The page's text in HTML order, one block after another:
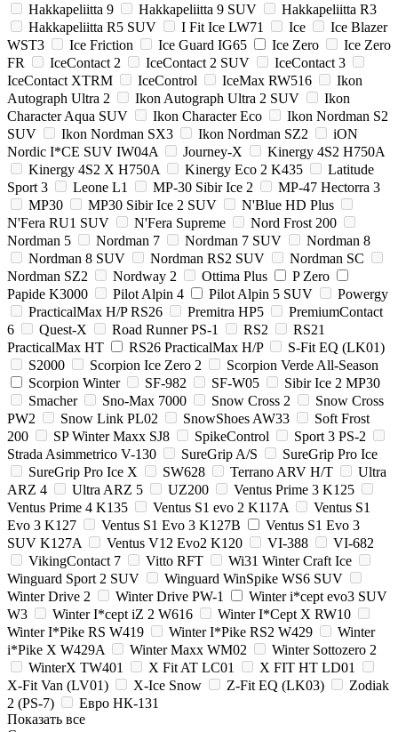
Hakkapeliitta 9
Hakkapeliitta 9 SUV
Hakkapeliitta R3
Hakkapeliitta R5 SUV
I Fit Ice LW71 Ice
Ice Blazer
WST3
Ice Friction Ice Guard IG65 Ice Zero
Ice Zero
FR
IceContact 2 IceContact 2 SUV
IceContact 3
IceContact XTRM
IceControl IceMax RW516
Ikon
Autograph Ultra 2
Ikon Autograph Ultra 2 SUV
Ikon
Character Aqua SUV
Ikon Character Eco
Ikon Nordman S2
SUV
Ikon Nordman SX3 Ikon Nordman SZ2
iON
Nordic I*CE SUV IW04A
Journey-X
Kinergy 4S2 H750A
Kinergy 4S2 X H750A
Kinergy Eco 2 K435
Latitude
Sport 3
Leone L1 MP-30 Sibir Ice 2
MP-47 Hectorra 3
MP30
MP30 Sibir Ice 2 SUV
N'Blue HD Plus
N'Fera RU1 SUV
N'Fera Supreme
Nord Frost 200
Nordman 5
Nordman 7 Nordman 7 SUV
Nordman 8
Nordman 8 SUV
Nordman RS2 SUV
Nordman SC
Nordman SZ2
Nordway 2 Ottima Plus
P Zero
Papide K3000
Pilot Alpin 4 Pilot Alpin 5 SUV
Powergy
PracticalMax H/P RS26
Premitra HP5
PremiumContact
6
Quest-X Road Runner PS-1 RS2
RS21
PracticalMax HT
RS26 PracticalMax H/P
S-Fit EQ (LK01)
S2000
Scorpion Ice Zero 2
Scorpion Verde All-Season
Scorpion Winter
SF-982 SF-W05
Sibir Ice 2 MP30
Smacher
Sno-Max 7000 Snow Cross 2
Snow Cross
PW2
Snow Link PL02 SnowShoes AW33
Soft Frost
200
SP Winter Maxx SJ8 SpikeControl
Sport 3 PS-2
Strada Asimmetrico V-130
SureGrip A/S
SureGrip Pro Ice
SureGrip Pro Ice X
SW628 Terrano ARV H/T
Ultra
ARZ 4
Ultra ARZ 5 UZ200
Ventus Prime 3 K125
Ventus Prime 4 K135
Ventus S1 evo 2 K117A
Ventus S1
Evo 3 K127
Ventus S1 Evo 3 K127B
Ventus S1 Evo 3
SUV K127A
Ventus V12 Evo2 K120 VI-388
VI-682
VikingContact 7
Vitto RFT
Wi31 Winter Craft Ice
Winguard Sport 2 SUV
Winguard WinSpike WS6 SUV
Winter Drive 2
Winter Drive PW-1
Winter i*cept evo3 SUV
W3
Winter I*cept iZ 2 W616
Winter I*Cept X RW10
Winter I*Pike RS W419
Winter I*Pike RS2 W429
Winter
i*Pike X W429A
Winter Maxx WM02
Winter Sottozero 2
WinterX TW401
X Fit AT LC01
X FIT HT LD01
X-Fit Van (LV01)
X-Ice Snow Z-Fit EQ (LK03)
Zodiak
2 (PS-7)
Евро НК-131
Показать все